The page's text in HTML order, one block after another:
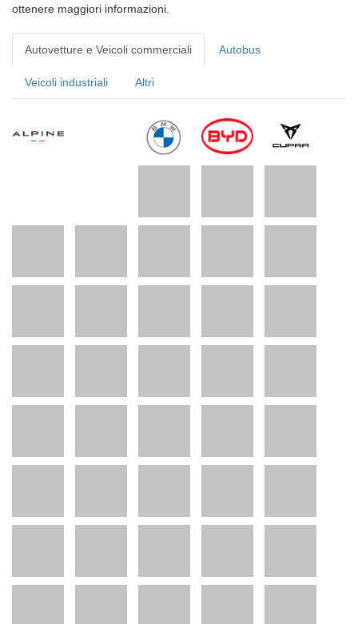
ottenere maggiori informazioni.
Autovetture e Veicoli commerciali Autobus
Veicoli industriali Altri